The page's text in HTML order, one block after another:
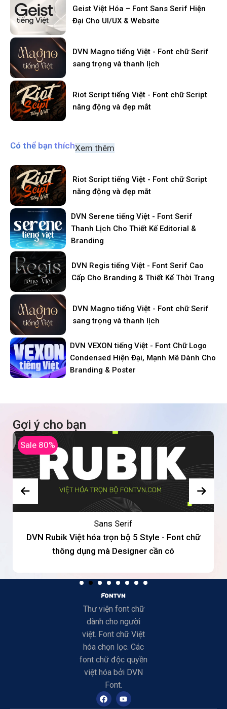
Geist Việt Hóa – Font Sans Serif Hiện
Đại Cho UI/UX & Website
DVN Magno tiếng Việt - Font chữ Serif
sang trọng và thanh lịch
Riot Script tiếng Việt - Font chữ Script
năng động và đẹp mắt
Có thể bạn thíchXem thêm
Riot Script tiếng Việt - Font chữ Script
năng động và đẹp mắt
DVN Serene tiếng Việt - Font Serif
Thanh Lịch Cho Thiết Kế Editorial &
Branding
DVN Regis tiếng Việt - Font Serif Cao
Cấp Cho Branding & Thiết Kế Thời Trang
DVN Magno tiếng Việt - Font chữ Serif
sang trọng và thanh lịch
DVN VEXON tiếng Việt - Font Chữ Logo
Condensed Hiện Đại, Mạnh Mẽ Dành Cho
Branding & Poster
Gợi ý cho bạn
Sale 80%
Sans Serif
DVN Rubik Việt hóa trọn bộ 5 Style - Font chữ
thông dụng mà Designer cần có
Thư viện font chữ
dành cho người
việt. Font chữ Việt
hóa chọn lọc. Các
font chữ độc quyền
việt hóa bởi DVN
Font.